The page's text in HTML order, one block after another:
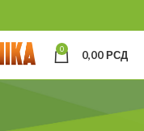
0 0,00РСД